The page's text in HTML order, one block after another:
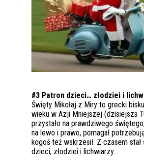
#3 Patron dzieci… złodziei i
Święty Mikołaj z Miry to grecki
wieku w Azji Mniejszej (dzisiejsza
przystało na prawdziwego
na lewo i prawo, pomagał
kogoś też wskrzesił. Z czasem
dzieci, złodziei i lichwiarzy…